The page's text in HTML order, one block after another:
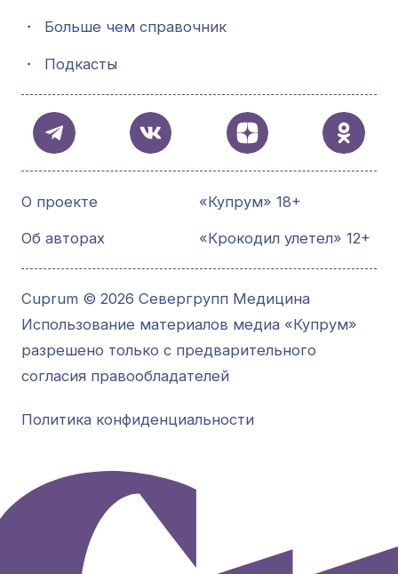
・ Больше чем справочник
・ Подкасты
О проекте
Об авторах
«Купрум» 18+
«Крокодил улетел» 12+
Cuprum © 2026 Севергрупп Медицина
Использование материалов медиа «Купрум»
разрешено только с предварительного
согласия правообладателей
Политика конфиденциальности